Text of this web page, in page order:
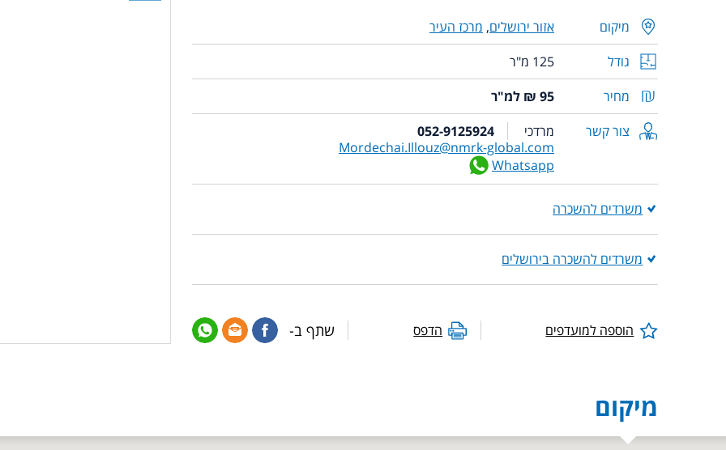
מיקום אזור ירושלים, מרכז העיר
גודל
125 מ"ר
מחיר
95 ₪ למ"ר
צור קשר
מרדכי
052-9125924
Mordechai.Illouz@nmrk-global.com
Whatsapp
משרדים להשכרה
משרדים להשכרה בירושלים
הוספה למועדפים הדפס שתף ב-
מיקום